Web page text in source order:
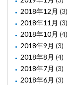
2018年12月 (3)
2018年11月 (3)
2018年10月 (4)
2018年9月 (3)
2018年8月 (4)
2018年7月 (3)
2018年6月 (3)